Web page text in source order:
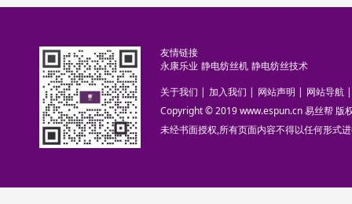
友情链接
永康乐业 静电纺丝机 静电纺丝技术
关于我们 | 加入我们 | 网站声明 | 网站导航 |
Copyright © 2019 www.espun.cn 易丝帮 版
未经书面授权,所有页面内容不得以任何形式